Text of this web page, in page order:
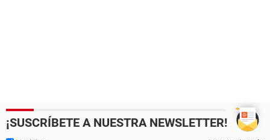
¡SUSCRÍBETE A NUESTRA NEWSLETTER!